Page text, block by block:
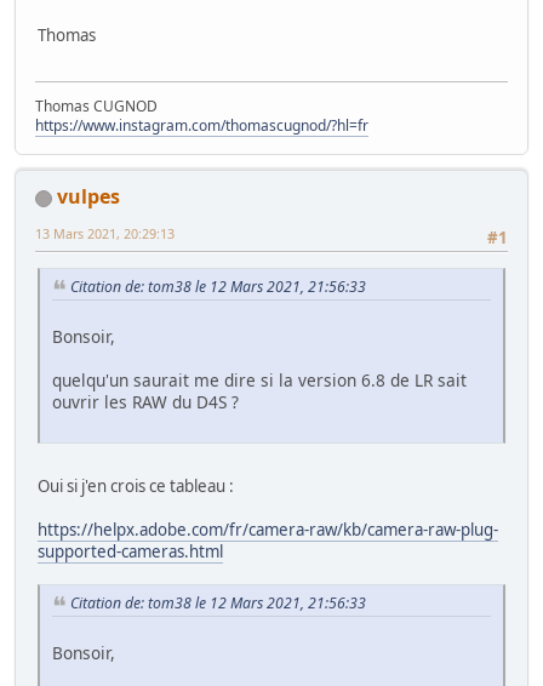
Thomas
Thomas CUGNOD
https://www.instagram.com/thomascugnod/?hl=fr
vulpes
#1
13 Mars 2021, 20:29:13
Citation de: tom38 le 12 Mars 2021, 21:56:33
Bonsoir,
quelqu'un saurait me dire si la version 6.8 de LR sait
ouvrir les RAW du D4S ?
Oui si j'en crois ce tableau :
https://helpx.adobe.com/fr/camera-raw/kb/camera-raw-plug-
supported-cameras.html
Citation de: tom38 le 12 Mars 2021, 21:56:33
Bonsoir,